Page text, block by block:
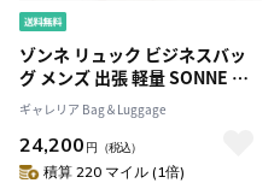
ゾンネ リュック ビジネスバッ
グ メンズ 出張 軽量 SONNE ビ
ジネスリュック ノートPC ブラ
ンド 撥水 おしゃれ ナイロン 大
人 カジュアル ビジネス 通勤 A4
シンプル 黒 リュックサック
ギャレリア Bag＆Luggage
24,200 円 （税込）
積算 220 マイル (1倍)